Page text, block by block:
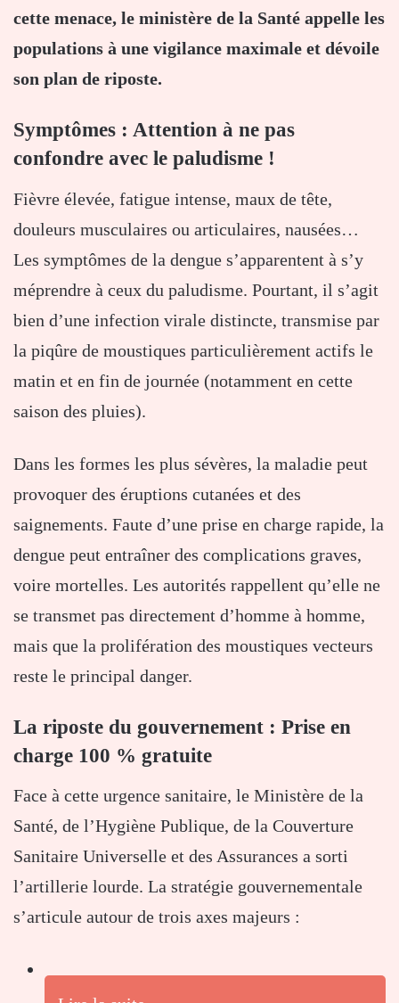
cette menace, le ministère de la Santé appelle les
populations à une vigilance maximale et dévoile
son plan de riposte.
Symptômes : Attention à ne pas
confondre avec le paludisme !
Fièvre élevée, fatigue intense, maux de tête,
douleurs musculaires ou articulaires, nausées…
Les symptômes de la dengue s’apparentent à s’y
méprendre à ceux du paludisme. Pourtant, il s’agit
bien d’une infection virale distincte, transmise par
la piqûre de moustiques particulièrement actifs le
matin et en fin de journée (notamment en cette
saison des pluies).
Dans les formes les plus sévères, la maladie peut
provoquer des éruptions cutanées et des
saignements. Faute d’une prise en charge rapide, la
dengue peut entraîner des complications graves,
voire mortelles. Les autorités rappellent qu’elle ne
se transmet pas directement d’homme à homme,
mais que la prolifération des moustiques vecteurs
reste le principal danger.
La riposte du gouvernement : Prise en
charge 100 % gratuite
Face à cette urgence sanitaire, le Ministère de la
Santé, de l’Hygiène Publique, de la Couverture
Sanitaire Universelle et des Assurances a sorti
l’artillerie lourde. La stratégie gouvernementale
s’articule autour de trois axes majeurs :